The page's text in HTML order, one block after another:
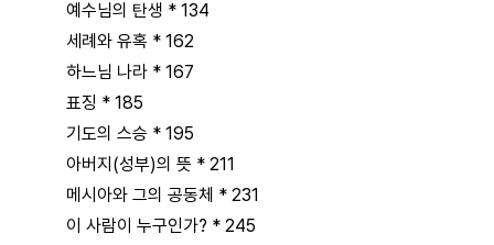
예수님의 탄생 * 134
세례와 유혹 * 162
하느님 나라 * 167
표징 * 185
기도의 스승 * 195
아버지(성부)의 뜻 * 211
메시아와 그의 공동체 * 231
이 사람이 누구인가? * 245